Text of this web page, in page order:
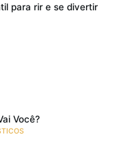
para rir e se divertir
Você?